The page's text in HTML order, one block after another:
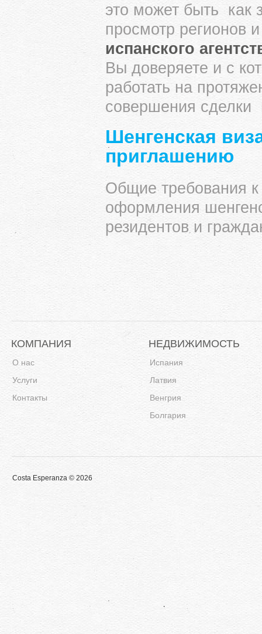
это может быть как
просмотр регионов
испанского
Вы доверяете и с
работать на
совершения сделки
Шенгенская
приглашению
Общие требования
оформления
резидентов и
КОМПАНИЯ
О нас
Услуги
Контакты
НЕДВИЖИМОСТЬ
Испания
Латвия
Венгрия
Болгария
Costa Esperanza © 2026